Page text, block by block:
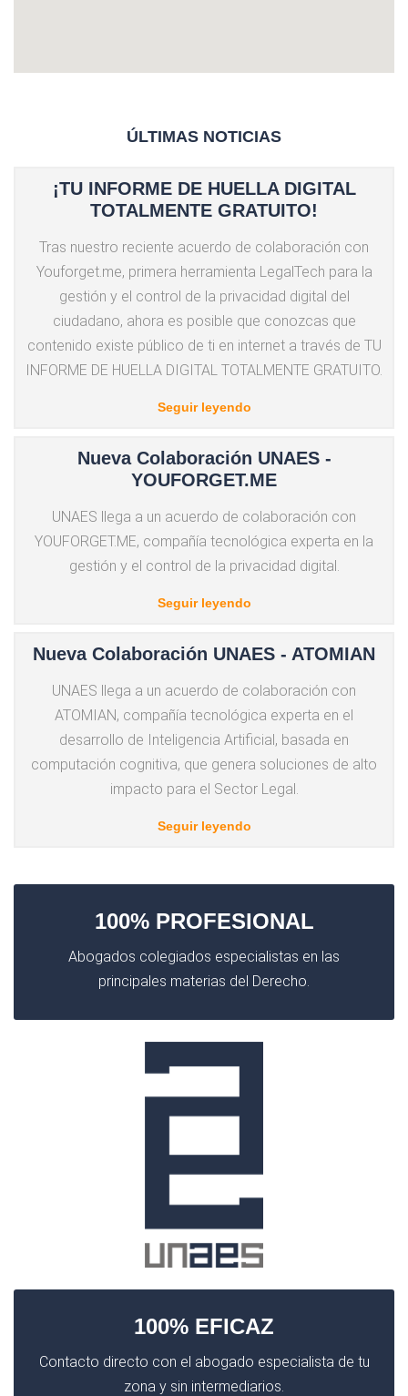
ÚLTIMAS NOTICIAS
¡TU INFORME DE HUELLA DIGITAL
TOTALMENTE GRATUITO!
Tras nuestro reciente acuerdo de colaboración con
Youforget.me, primera herramienta LegalTech para la
gestión y el control de la privacidad digital del
ciudadano, ahora es posible que conozcas que
contenido existe público de ti en internet a través de TU
INFORME DE HUELLA DIGITAL TOTALMENTE GRATUITO.
Seguir leyendo
Nueva Colaboración UNAES -
YOUFORGET.ME
UNAES llega a un acuerdo de colaboración con
YOUFORGET.ME, compañía tecnológica experta en la
gestión y el control de la privacidad digital.
Seguir leyendo
Nueva Colaboración UNAES - ATOMIAN
UNAES llega a un acuerdo de colaboración con
ATOMIAN, compañía tecnológica experta en el
desarrollo de Inteligencia Artificial, basada en
computación cognitiva, que genera soluciones de alto
impacto para el Sector Legal.
Seguir leyendo
100% PROFESIONAL
Abogados colegiados especialistas en las
principales materias del Derecho.
100% EFICAZ
Contacto directo con el abogado especialista de tu
zona y sin intermediarios.